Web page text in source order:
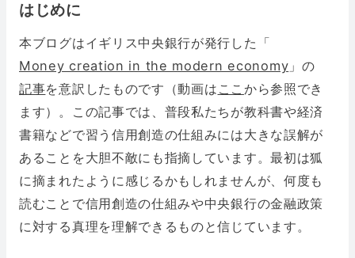
はじめに
本ブログはイギリス中央銀行が発行した「
Money creation in the modern economy 」の
記事を意訳したものです（動画は ここ から参照でき
ます）。この記事では、普段私たちが教科書や経済
書籍などで習う信用創造の仕組みには大きな誤解が
あることを大胆不敵にも指摘しています。最初は狐
に摘まれたように感じるかもしれませんが、何度も
読むことで信用創造の仕組みや中央銀行の金融政策
に対する真理を理解できるものと信じています。